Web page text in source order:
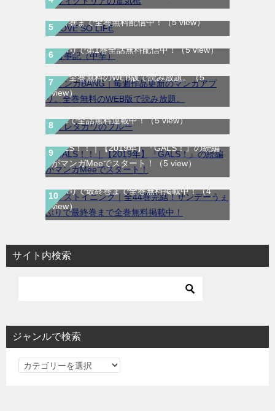
LOVE SO LIFE｜全17巻完結！マンガParkで
最終巻まで全巻無料配信中！（5 view）
古事記（中辛）｜最新刊第2巻！サンデーう
ぇぶりで第1巻全話無料配信中！（5 view）
マンガBANG｜毎週作品更新のマンガアプ
リ。全巻無料のWEB版で読み放題。（5
view）
サレタガワのブルー｜最新刊第5巻！妻の不
倫から始まる物語の結末やいかに！マンガ
Meeで全話無料連載中！（5 view）
GALS！！｜【2019年】『GALS！』の続編
がマンガMeeでスタート！
（5 view）
ラストイニング｜全44巻完結！サンデーう
ぇぶりで最終巻まで全巻無料掲載中！（4
view）
サイト内検索
ジャンルで検索
ジ